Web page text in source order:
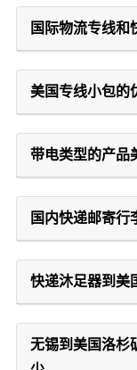
国际物流专线和
美国专线小包的
带电类型的产品
国内快递邮寄行
快递沐足器到美
无锡到美国洛杉